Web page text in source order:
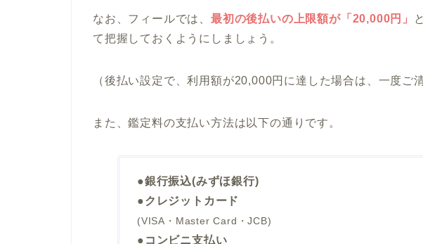
なお、フィールでは、 最初の後払いの上限額が「20,000円」
て把握しておくようにしましょう。
（後払い設定で、利用額が20,000円に達した場合は、一度ご
また、鑑定料の支払い方法は以下の通りです。
●銀行振込(みずほ銀行)
●クレジットカード
(VISA・Master Card・JCB)
●コンビニ支払い